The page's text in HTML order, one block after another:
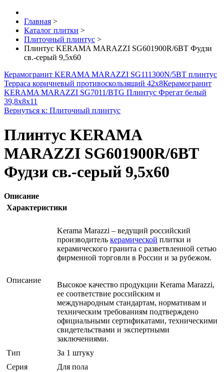
Главная >
Каталог плитки >
Плиточный плинтус >
Плинтус KERAMA MARAZZI SG601900R/6BT Фудзи
св.-серый 9,5x60
Керамогранит KERAMA MARAZZI SG111300N/5BT плинтус
Терраса коричневый противоскользящий 42х8Керамогранит
KERAMA MARAZZI SG7011/BTG Плинтус Фрегат белый
39,8х8х11
Вернуться к: Плиточный плинтус
Плинтус KERAMA
MARAZZI SG601900R/6BT
Фудзи св.-серый 9,5x60
Описание
Характеристики
Описание
Kerama Marazzi – ведущий российский
производитель керамической плитки и
керамического гранита с разветвленной сетью
фирменной торговли в России и за рубежом.
Высокое качество продукции Kerama Marazzi,
ее соответствие российским и
международным стандартам, нормативам и
техническим требованиям подтверждено
официальными сертификатами, техническими
свидетельствами и экспертными
заключениями.
Тип
За 1 штуку
Серия
Для пола